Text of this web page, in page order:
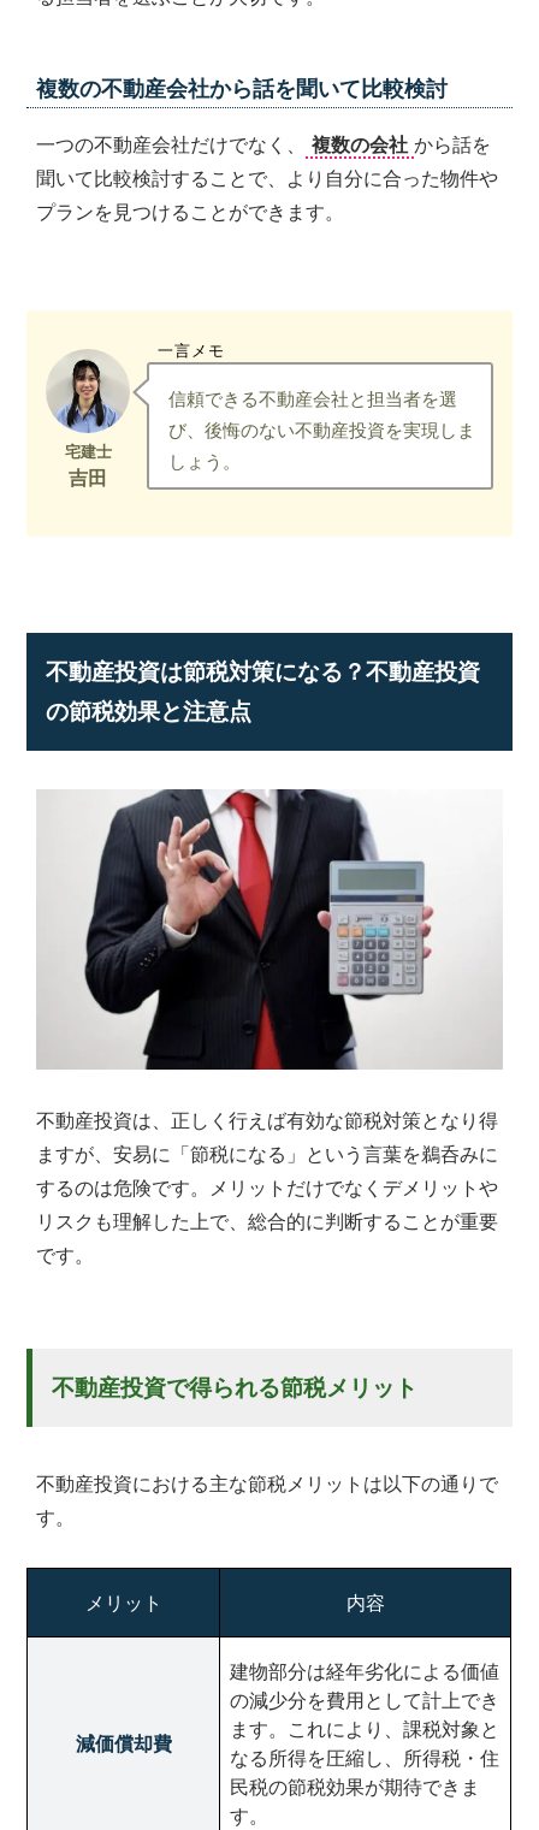
複数の不動産会社から話を聞いて比較検討
一つの不動産会社だけでなく、 複数の会社 から話を
聞いて比較検討することで、より自分に合った物件や
プランを見つけることができます。
一言メモ
信頼できる不動産会社と担当者を選
び、後悔のない不動産投資を実現しま
しょう。
不動産投資は節税対策になる？不動産投資
の節税効果と注意点
不動産投資は、正しく行えば有効な節税対策となり得
ますが、安易に「節税になる」という言葉を鵜呑みに
するのは危険です。メリットだけでなくデメリットや
リスクも理解した上で、総合的に判断することが重要
です。
不動産投資で得られる節税メリット
不動産投資における主な節税メリットは以下の通りで
す。
メリット 内容
減価償却費
建物部分は経年劣化による価値
の減少分を費用として計上でき
ます。これにより、課税対象と
なる所得を圧縮し、所得税・住
民税の節税効果が期待できま
す。